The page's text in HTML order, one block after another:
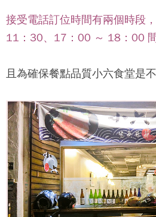
接受電話訂位時間有兩個時段
11：30、17：00 ～ 18：00
且為確保餐點品質小六食堂是